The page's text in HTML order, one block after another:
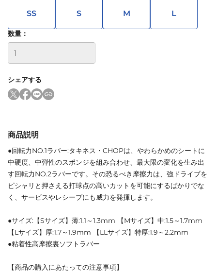
SS S M L
数量：
シェアする
商品説明
●回転力NO.1ラバー:タキネス・CHOPは、やわらかめのシートに
中硬度、中弾性のスポンジを組み合わせ、最大限の変化を生み出
す回転力NO.2ラバーです。その恐るべき摩擦力は、強ドライブを
ピシャリと押さえる打球点の高いカットを可能にするばかりでな
く、サービスやレシーブにも威力を発揮します。
●サイズ:【Sサイズ】薄:1.1～1.3mm 【Mサイズ】中:1.5～1.7mm
【Lサイズ】厚:1.7～1.9mm 【LLサイズ】特厚:1.9～2.2mm
●粘着性高摩擦裏ソフトラバー
【商品の購入にあたっての注意事項】